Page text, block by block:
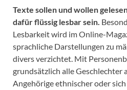
Texte sollen und wollen
dafür flüssig lesbar sein.
Lesbarkeit wird im Online-
sprachliche Darstellungen zu
divers verzichtet. Mit
grundsätzlich alle Geschlechter
Angehörige ethnischer oder